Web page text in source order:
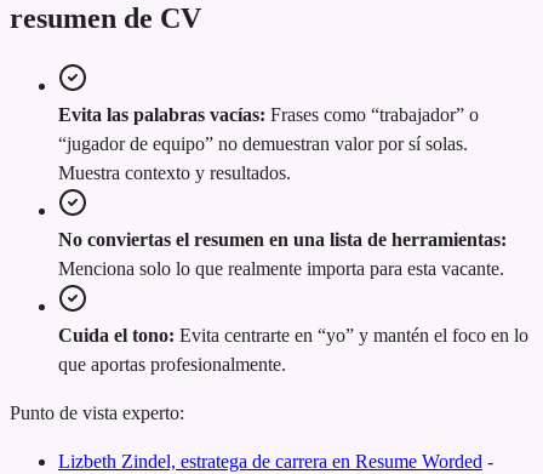
resumen de CV
Evita las palabras vacías: Frases como “trabajador” o
“jugador de equipo” no demuestran valor por sí solas.
Muestra contexto y resultados.
No conviertas el resumen en una lista de herramientas:
Menciona solo lo que realmente importa para esta vacante.
Cuida el tono: Evita centrarte en “yo” y mantén el foco en lo
que aportas profesionalmente.
Punto de vista experto:
Lizbeth Zindel, estratega de carrera en Resume Worded -